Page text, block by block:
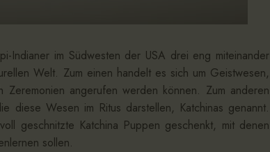
Indianer im Südwesten der USA drei eng miteinander
Welt. Zum einen handelt es sich um Geistwesen,
angerufen werden können. Zum anderen
diese Wesen im Ritus darstellen, Katchinas genannt.
geschnitzte Katchina Puppen geschenkt, mit denen
sollen.